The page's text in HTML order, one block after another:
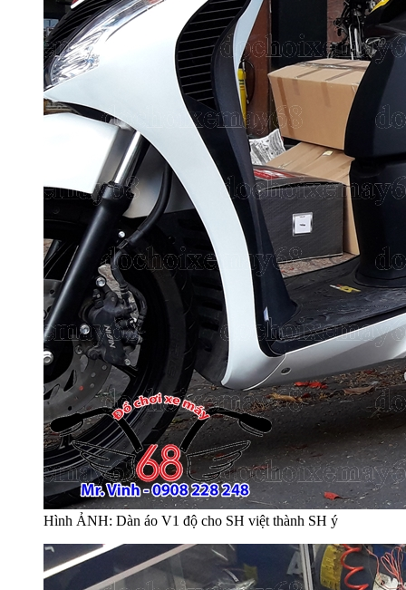
Hình ẢNH: Dàn áo V1 độ cho SH việt thành SH ý